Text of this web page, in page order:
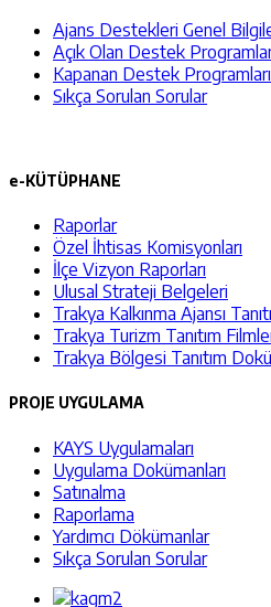
Ajans Destekleri Genel
Açık Olan Destek
Kapanan Destek
Sıkça Sorulan Sorular
e-KÜTÜPHANE
Raporlar
Özel İhtisas Komisyonları
İlçe Vizyon Raporları
Ulusal Strateji Belgeleri
Trakya Kalkınma Ajansı
Trakya Turizm Tanıtım
Trakya Bölgesi Tanıtım
PROJE UYGULAMA
KAYS Uygulamaları
Uygulama Dokümanları
Satınalma
Raporlama
Yardımcı Dökümanlar
Sıkça Sorulan Sorular